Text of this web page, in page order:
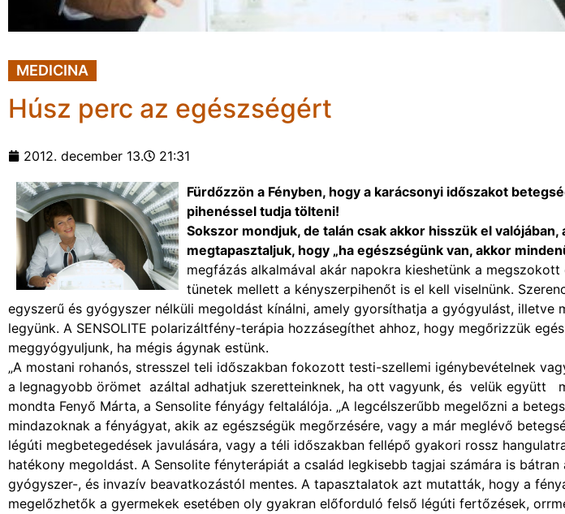
MEDICINA
Húsz perc az egészségért
2012. december 13. 21:31
Fürdőzzön a Fényben, hogy a karácsonyi időszakot
pihenéssel tudja tölteni!
Sokszor mondjuk, de talán csak akkor hisszük el valójában,
megtapasztaljuk, hogy „ha egészségünk van, akkor
megfázás alkalmával akár napokra kieshetünk a
tünetek mellett a kényszerpihenőt is el kell viselnünk.
egyszerű és gyógyszer nélküli megoldást kínálni, amely gyorsíthatja a gyógyulást, illetve
legyünk. A SENSOLITE polarizáltfény-terápia hozzásegíthet ahhoz, hogy megőrizzük
meggyógyuljunk, ha mégis ágynak estünk.
„A mostani rohanós, stresszel teli időszakban fokozott testi-szellemi igénybevételnek
a legnagyobb örömet azáltal adhatjuk szeretteinknek, ha ott vagyunk, és velük együtt
mondta Fenyő Márta, a Sensolite fényágy feltalálója. „A legcélszerűbb megelőzni a
mindazoknak a fényágyat, akik az egészségük megőrzésére, vagy a már meglévő
légúti megbetegedések javulására, vagy a téli időszakban fellépő gyakori rossz
hatékony megoldást. A Sensolite fényterápiát a család legkisebb tagjai számára is bátran
gyógyszer-, és invazív beavatkozástól mentes. A tapasztalatok azt mutatták, hogy a
megelőzhetők a gyermekek esetében oly gyakran előforduló felső légúti fertőzések,